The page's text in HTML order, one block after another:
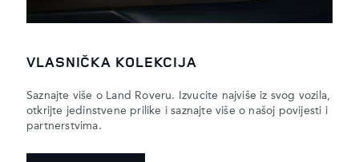
VLASNIČKA KOLEKCIJA
Saznajte više o Land Roveru. Izvucite najviše iz svog vozila,
otkrijte jedinstvene prilike i saznajte više o našoj povijesti i
partnerstvima.